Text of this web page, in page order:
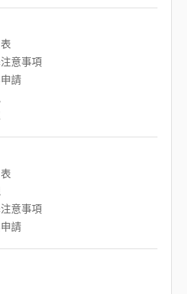
意事項
請
意事項
請